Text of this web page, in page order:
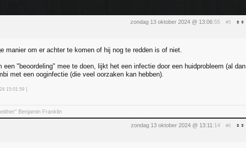
zondag 13 oktober 2024 @ 13:06:55 #5
manier om er achter te komen of hij nog te redden is of niet.
"beoordeling" mee te doen, lijkt het een infectie door een huidprobleem (al dan
met een ooginfectie (die veel oorzaken kan hebben).
15:01:59 ]
Benjamin Franklin
zondag 13 oktober 2024 @ 13:11 :14 #6